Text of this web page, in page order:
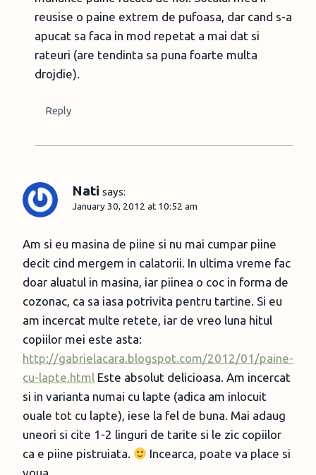
reusise o paine extrem de pufoasa, dar cand s-a
apucat sa faca in mod repetat a mai dat si
rateuri (are tendinta sa puna foarte multa
drojdie).
Reply
Nati says:
January 30, 2012 at 10:52 am
Am si eu masina de piine si nu mai cumpar piine
decit cind mergem in calatorii. In ultima vreme fac
doar aluatul in masina, iar piinea o coc in forma de
cozonac, ca sa iasa potrivita pentru tartine. Si eu
am incercat multe retete, iar de vreo luna hitul
copiilor mei este asta:
http://gabrielacara.blogspot.com/2012/01/paine-
cu-lapte.html Este absolut delicioasa. Am incercat
si in varianta numai cu lapte (adica am inlocuit
ouale tot cu lapte), iese la fel de buna. Mai adaug
uneori si cite 1-2 linguri de tarite si le zic copiilor
ca e piine pistruiata.
Incearca, poate va place si